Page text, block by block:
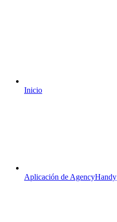
Inicio
Aplicación de AgencyHandy